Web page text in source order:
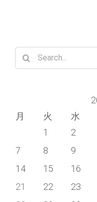
for:
1
2
8 9
14
15 16
21
22 23
28
29 30